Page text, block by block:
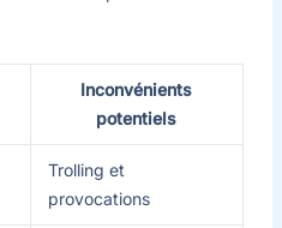
Inconvénients
potentiels
Trolling et
provocations